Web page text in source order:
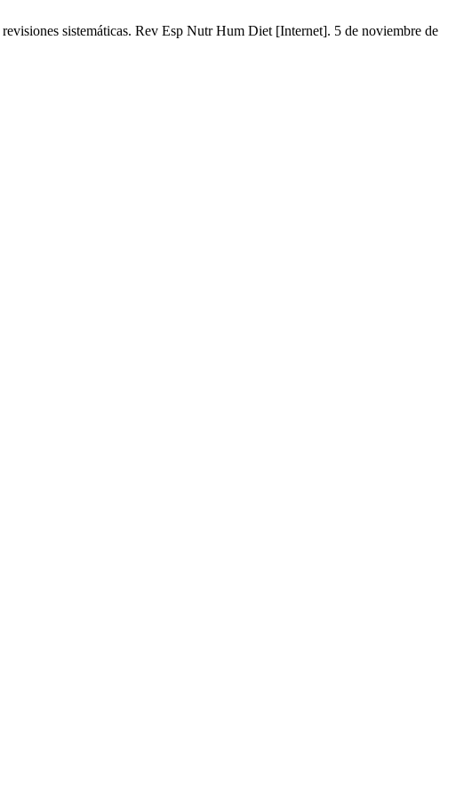
sistemáticas. Rev Esp Nutr Hum Diet [Internet]. 5 de noviembre de